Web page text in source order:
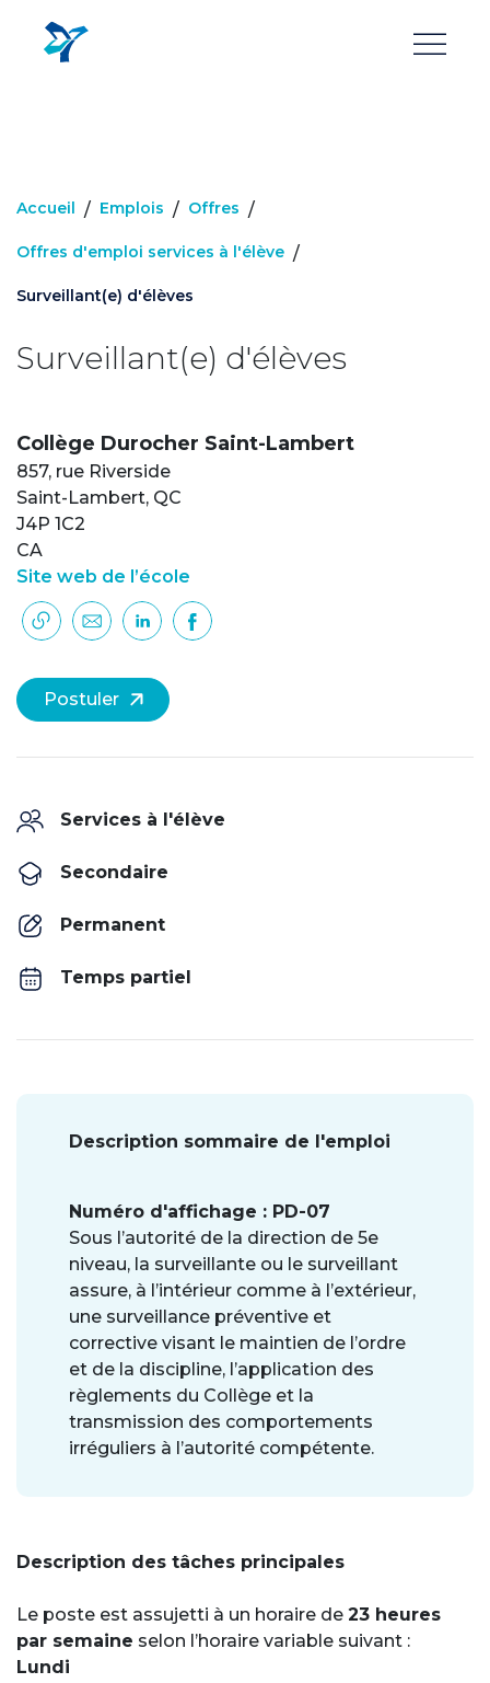
contenu
Accueil / Emplois / Offres /
Offres d'emploi services à l'élève /
Surveillant(e) d'élèves
Surveillant(e) d'élèves
Collège Durocher Saint-Lambert
857, rue Riverside
Saint-Lambert, QC
J4P 1C2
CA
Site web de l’école
Postuler
Services à l'élève
Secondaire
Permanent
Temps partiel
Description sommaire de l'emploi
Numéro d'affichage : PD-07
Sous l’autorité de la direction de 5e
niveau, la surveillante ou le surveillant
assure, à l’intérieur comme à l’extérieur,
une surveillance préventive et
corrective visant le maintien de l’ordre
et de la discipline, l’application des
règlements du Collège et la
transmission des comportements
irréguliers à l’autorité compétente.
Description des tâches principales
Le poste est assujetti à un horaire de 23 heures
par semaine selon l’horaire variable suivant :
Lundi